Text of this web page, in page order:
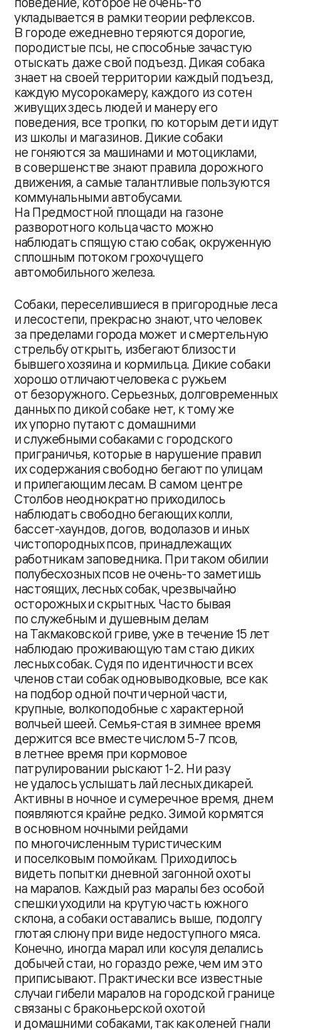
укладывается в рамки теории рефлексов.
В городе ежедневно теряются дорогие,
породистые псы, не способные зачастую
отыскать даже свой подъезд. Дикая собака
знает на своей территории каждый подъезд,
каждую мусорокамеру, каждого из сотен
живущих здесь людей и манеру его
поведения, все тропки, по которым дети идут
из школы и магазинов. Дикие собаки
не гоняются за машинами и мотоциклами,
в совершенстве знают правила дорожного
движения, а самые талантливые пользуются
коммунальными автобусами.
На Предмостной площади на газоне
разворотного кольца часто можно
наблюдать спящую стаю собак, окруженную
сплошным потоком грохочущего
автомобильного железа.
Собаки, переселившиеся в пригородные леса
и лесостепи, прекрасно знают, что человек
за пределами города может и смертельную
стрельбу открыть, избегают близости
бывшего хозяина и кормильца. Дикие собаки
хорошо отличают человека с ружьем
от безоружного. Серьезных, долговременных
данных по дикой собаке нет, к тому же
их упорно путают с домашними
и служебными собаками с городского
приграничья, которые в нарушение правил
их содержания свободно бегают по улицам
и прилегающим лесам. В самом центре
Столбов неоднократно приходилось
наблюдать свободно бегающих колли,
бассет-хаундов, догов, водолазов и иных
чистопородных псов, принадлежащих
работникам заповедника. При таком обилии
полубесхозных псов не очень-то заметишь
настоящих, лесных собак, чрезвычайно
осторожных и скрытных. Часто бывая
по служебным и душевным делам
на Такмаковской гриве, уже в течение 15 лет
наблюдаю проживающую там стаю диких
лесных собак. Судя по идентичности всех
членов стаи собак одновыводковые, все как
на подбор одной почти черной части,
крупные, волкоподобные с характерной
волчьей шеей. Семья-стая в зимнее время
держится все вместе числом 5-7 псов,
в летнее время при кормовое
патрулировании рыскают 1-2. Ни разу
не удалось услышать лай лесных дикарей.
Активны в ночное и сумеречное время, днем
появляются крайне редко. Зимой кормятся
в основном ночными рейдами
по многочисленным туристическим
и поселковым помойкам. Приходилось
видеть попытки дневной загонной охоты
на маралов. Каждый раз маралы без особой
спешки уходили на крутую часть южного
склона, а собаки оставались выше, подолгу
глотая слюну при виде недоступного мяса.
Конечно, иногда марал или косуля делались
добычей стаи, но гораздо реже, чем им это
приписывают. Практически все известные
случаи гибели маралов на городской границе
связаны с браконьерской охотой
и домашними собаками, так как оленей гнали